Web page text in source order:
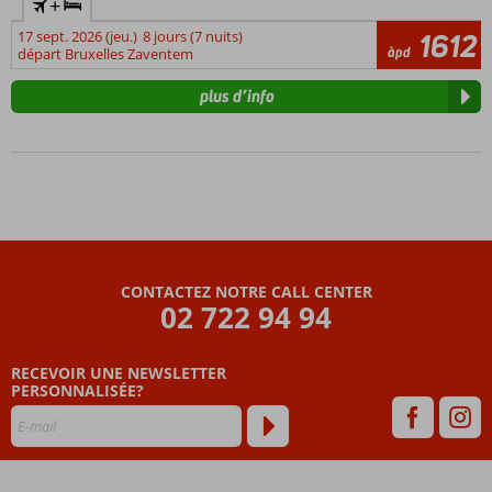
+
17 sept. 2026 (jeu.) 8 jours (7 nuits)
départ Bruxelles Zaventem
àpd 1612
plus d’info
CONTACTEZ NOTRE CALL CENTER
02 722 94 94
RECEVOIR UNE NEWSLETTER
PERSONNALISÉE?